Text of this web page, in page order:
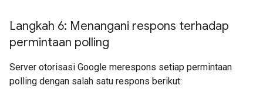
Langkah 6: Menangani respons terhadap
permintaan polling
Server otorisasi Google merespons setiap permintaan
polling dengan salah satu respons berikut: